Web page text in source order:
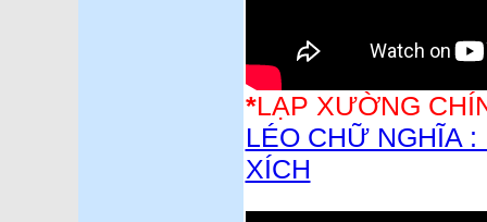
*LẠP XƯỜNG
LÉO CHỮ NGHĨA
XÍCH